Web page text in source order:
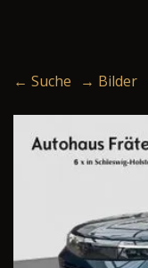
← Suche → Bilder